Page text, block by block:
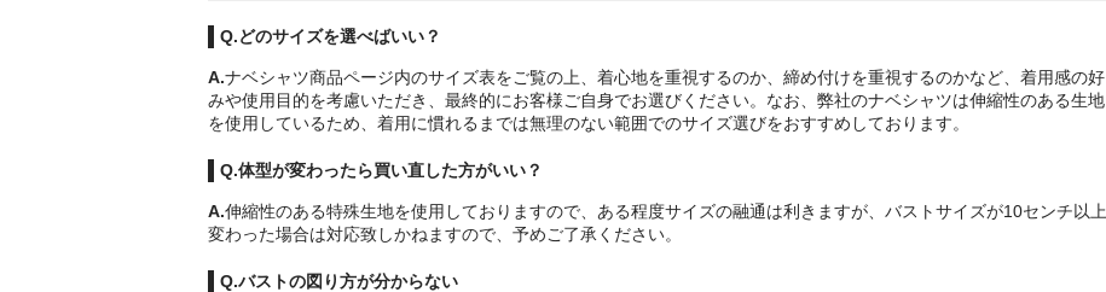
Q.どのサイズを選べばいい？
A.ナベシャツ商品ページ内のサイズ表をご覧の上、着心地を重視するのか、締め付けを重視するのかなど、着用感の好
みや使用目的を考慮いただき、最終的にお客様ご自身でお選びください。なお、弊社のナベシャツは伸縮性のある生地
を使用しているため、着用に慣れるまでは無理のない範囲でのサイズ選びをおすすめしております。
Q.体型が変わったら買い直した方がいい？
A.伸縮性のある特殊生地を使用しておりますので、ある程度サイズの融通は利きますが、バストサイズが10センチ以上
変わった場合は対応致しかねますので、予めご了承ください。
Q.バストの図り方が分からない